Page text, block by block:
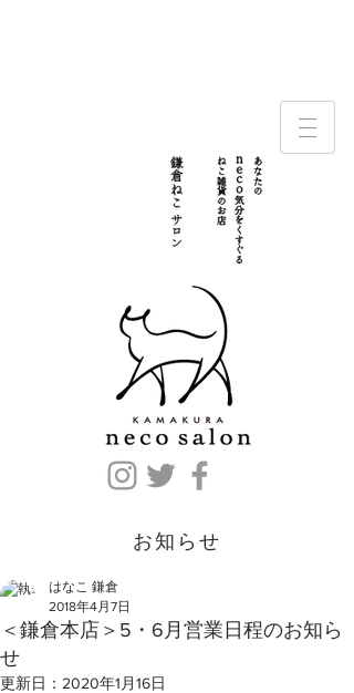
お知らせ
＜鎌倉本店＞5・6月営業日程のお知ら
せ
はなこ 鎌倉
2018年4月7日
更新日： 2020年1月16日